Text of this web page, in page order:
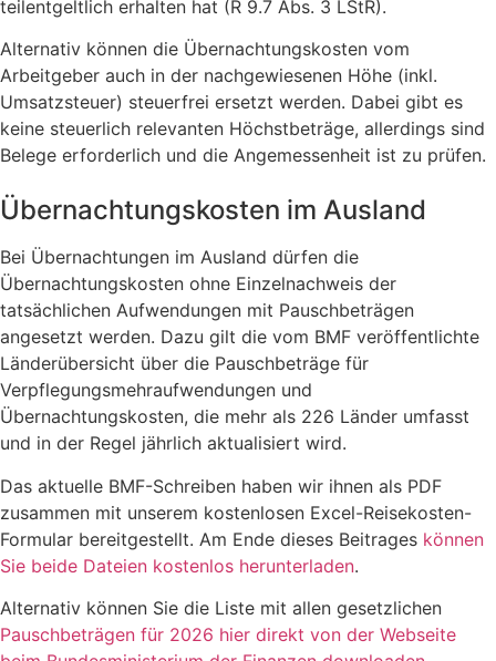
teilentgeltlich erhalten hat (R 9.7 Abs. 3 LStR).
Alternativ können die Übernachtungskosten vom
Arbeitgeber auch in der nachgewiesenen Höhe (inkl.
Umsatzsteuer) steuerfrei ersetzt werden. Dabei gibt es
keine steuerlich relevanten Höchstbeträge, allerdings sind
Belege erforderlich und die Angemessenheit ist zu prüfen.
Übernachtungskosten im Ausland
Bei Übernachtungen im Ausland dürfen die
Übernachtungskosten ohne Einzelnachweis der
tatsächlichen Aufwendungen mit Pauschbeträgen
angesetzt werden. Dazu gilt die vom BMF veröffentlichte
Länderübersicht über die Pauschbeträge für
Verpflegungsmehraufwendungen und
Übernachtungskosten, die mehr als 226 Länder umfasst
und in der Regel jährlich aktualisiert wird.
Das aktuelle BMF-Schreiben haben wir ihnen als PDF
zusammen mit unserem kostenlosen Excel-Reisekosten-
Formular bereitgestellt. Am Ende dieses Beitrages können
Sie beide Dateien kostenlos herunterladen.
Alternativ können Sie die Liste mit allen gesetzlichen
Pauschbeträgen für 2026 hier direkt von der Webseite